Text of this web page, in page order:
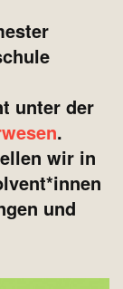
unter der
.
wir in
und